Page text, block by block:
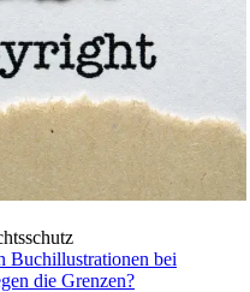
Buchillustrationen bei
die Grenzen?